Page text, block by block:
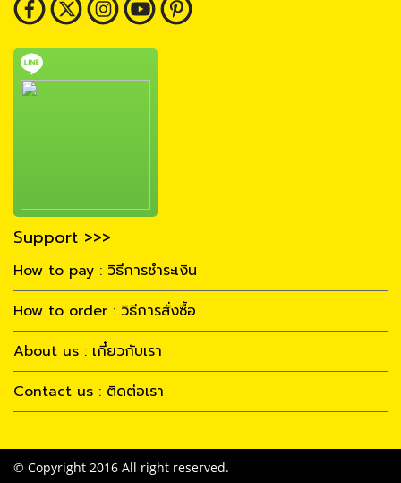
Support >>>
How to pay : วิธีการชำระเงิน
How to order : วิธีการสั่งซื้อ
About us : เกี๋ยวกับเรา
Contact us : ติดต่อเรา
© Copyright 2016 All right reserved.